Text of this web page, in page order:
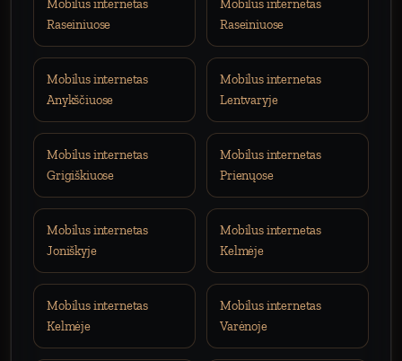
Mobilus internetas
Raseiniuose
Mobilus internetas
Raseiniuose
Mobilus internetas
Anykščiuose
Mobilus internetas
Lentvaryje
Mobilus internetas
Grigiškiuose
Mobilus internetas
Prienųose
Mobilus internetas
Joniškyje
Mobilus internetas
Kelmėje
Mobilus internetas
Kelmėje
Mobilus internetas
Varėnoje